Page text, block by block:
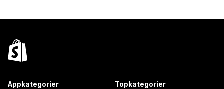
Appkategorier Topkategorier